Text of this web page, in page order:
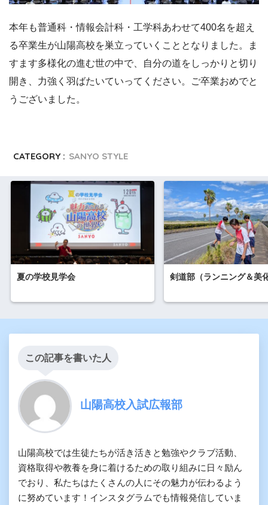
本年も普通科・情報会計科・工学科あわせて400名を超え
る卒業生が山陽高校を巣立っていくこととなりました。ま
すます多様化の進む世の中で、自分の道をしっかりと切り
開き、力強く羽ばたいていってください。ご卒業おめでと
うございました。
CATEGORY : SANYO STYLE
夏の学校見学会 剣道部（ランニング＆美
この記事を書いた人
山陽高校入試広報部
山陽高校では生徒たちが活き活きと勉強やクラブ活動、
資格取得や教養を身に着けるための取り組みに日々励ん
でおり、私たちはたくさんの人にその魅力が伝わるよう
に努めています！インスタグラムでも情報発信していま